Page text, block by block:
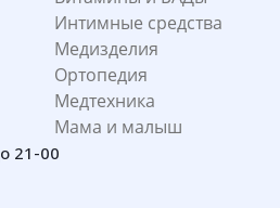
Интимные средства
Медизделия
Ортопедия
Медтехника
Мама и малыш
21-00